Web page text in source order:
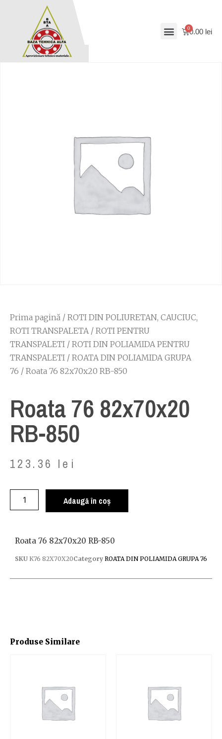
0.00 lei
Prima pagină / ROTI DIN POLIURETAN, CAUCIUC,
ROTI TRANSPALETA/ ROTI PENTRU
TRANSPALETI / ROTI DIN POLIAMIDA PENTRU
TRANSPALETI / ROATA DIN POLIAMIDA GRUPA
76 / Roata 76 82x70x20 RB-850
Roata 76 82x70x20
RB-850
123.36 lei
Adaugă în coș
Produse Similare
Roata 76 82x70x20 RB-850
SKU K76 82X70X20Category ROATA DIN POLIAMIDA GRUPA 76